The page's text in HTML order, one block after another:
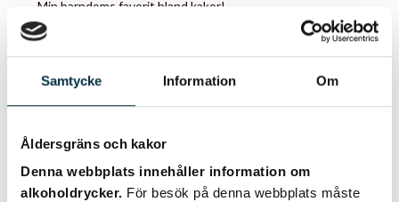
Samtycke Information Om
Åldersgräns och kakor
Denna webbplats innehåller information om
alkoholdrycker. För besök på denna webbplats måste
Min barndoms favorit bland kakor!